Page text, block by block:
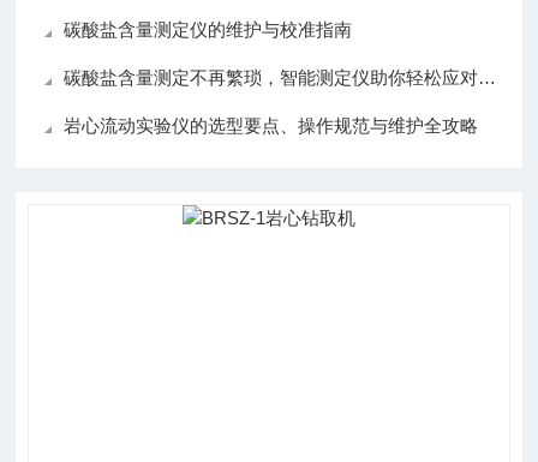
碳酸盐含量测定仪的维护与校准指南
碳酸盐含量测定不再繁琐，智能测定仪助你轻松应对各种挑战！
岩心流动实验仪的选型要点、操作规范与维护全攻略